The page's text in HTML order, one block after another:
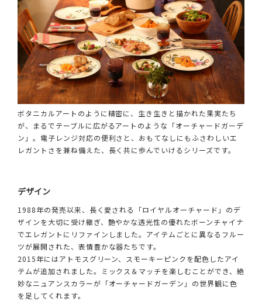
ボタニカルアートのように精密に、生き生きと描かれた果実たち
が、まるでテーブルに広がるアートのような「オーチャードガーデ
ン」。電子レンジ対応の便利さと、おもてなしにもふさわしいエ
レガントさを兼ね備えた、長く共に歩んでいけるシリーズです。
デザイン
1988年の発売以来、長く愛される「ロイヤルオーチャード」のデ
ザインを大切に受け継ぎ、艶やかな透光性の優れたボーンチャイナ
でエレガントにリファインしました。アイテムごとに異なるフルー
ツが展開された、表情豊かな器たちです。
2015年にはアトモスグリーン、スモーキーピンクを配色したアイ
テムが追加されました。ミックス＆マッチを楽しむことができ、絶
妙なニュアンスカラーが「オーチャードガーデン」の世界観に色
を足してくれます。